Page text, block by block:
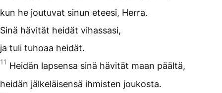
kun he joutuvat sinun eteesi, Herra.
Sinä hävität heidät vihassasi,
ja tuli tuhoaa heidät.
11 Heidän lapsensa sinä hävität maan päältä,
heidän jälkeläisensä ihmisten joukosta.